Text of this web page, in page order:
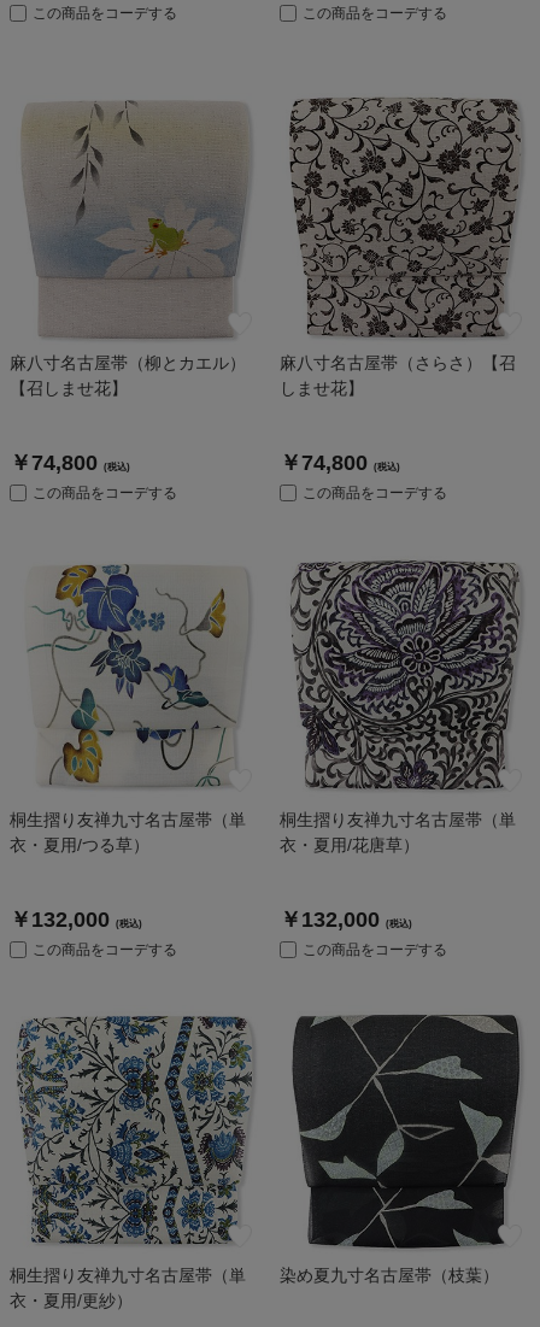
この商品をコーデする この商品をコーデする
麻八寸名古屋帯（柳とカエル）
【召しませ花】
￥74,800 (税込)
この商品をコーデする
麻八寸名古屋帯（さらさ）【召
しませ花】
￥74,800 (税込)
この商品をコーデする
桐生摺り友禅九寸名古屋帯（単
衣・夏用/つる草）
￥132,000 (税込)
この商品をコーデする
桐生摺り友禅九寸名古屋帯（単
衣・夏用/花唐草）
￥132,000 (税込)
この商品をコーデする
桐生摺り友禅九寸名古屋帯（単
衣・夏用/更紗）
染め夏九寸名古屋帯（枝葉）